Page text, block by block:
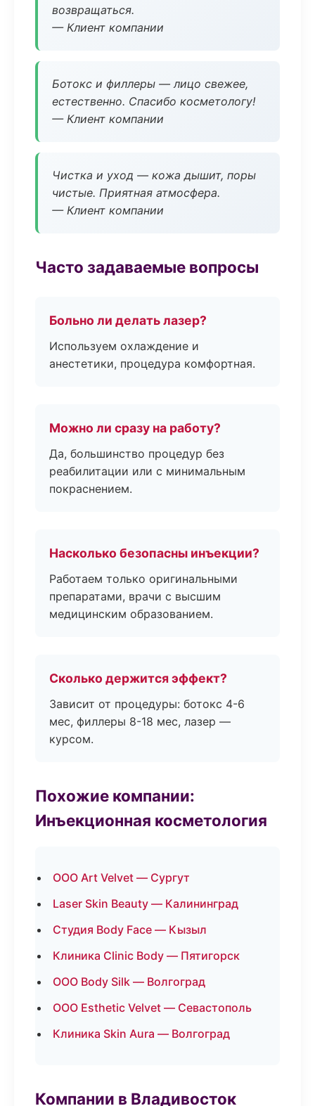
возвращаться.
— Клиент компании
Ботокс и филлеры — лицо свежее,
естественно. Спасибо косметологу!
— Клиент компании
Чистка и уход — кожа дышит, поры
чистые. Приятная атмосфера.
— Клиент компании
Часто задаваемые вопросы
Больно ли делать лазер?
Используем охлаждение и
анестетики, процедура комфортная.
Можно ли сразу на работу?
Да, большинство процедур без
реабилитации или с минимальным
покраснением.
Насколько безопасны инъекции?
Работаем только оригинальными
препаратами, врачи с высшим
медицинским образованием.
Сколько держится эффект?
Зависит от процедуры: ботокс 4-6
мес, филлеры 8-18 мес, лазер —
курсом.
Похожие компании:
Инъекционная косметология
ООО Art Velvet — Сургут
Laser Skin Beauty — Калининград
Студия Body Face — Кызыл
Клиника Clinic Body — Пятигорск
ООО Body Silk — Волгоград
ООО Esthetic Velvet — Севастополь
Клиника Skin Aura — Волгоград
Компании в Владивосток